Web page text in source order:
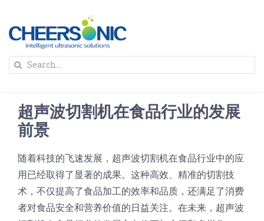
content
解决方案
蛋糕切割机
圆蛋糕切割机
奶酪切片
超声波设备
公司新闻
Search
超声波切割机在食品行业的发展
前景
随着科技的飞速发展，超声波切割机在食品行业中的应
用已经取得了显著的成果。这种高效、精准的切割技
术，不仅提高了食品加工的效率和品质，还满足了消费
者对食品安全和营养价值的日益关注。在未来，超声波